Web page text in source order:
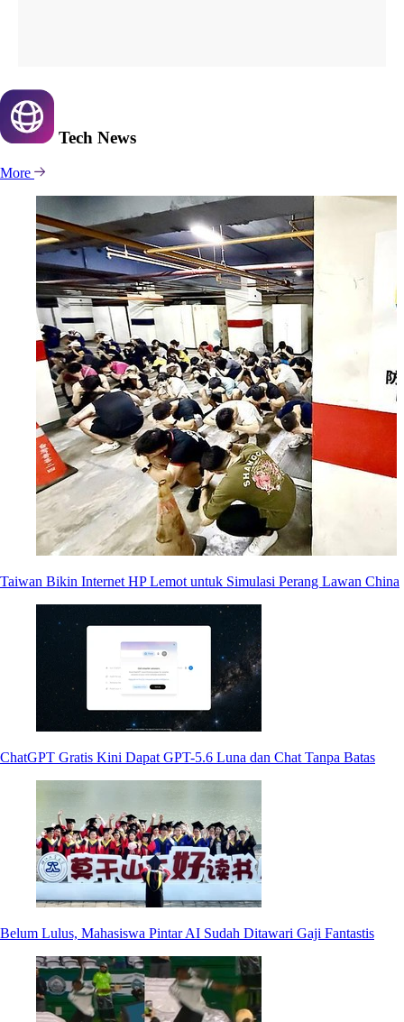
Tech News
More
Taiwan Bikin Internet HP Lemot untuk Simulasi Perang Lawan China
ChatGPT Gratis Kini Dapat GPT-5.6 Luna dan Chat Tanpa Batas
Belum Lulus, Mahasiswa Pintar AI Sudah Ditawari Gaji Fantastis